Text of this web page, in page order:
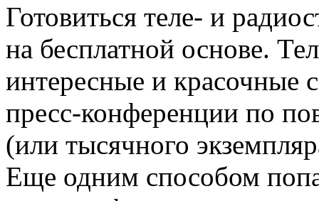
Готовиться теле- и
на бесплатной основе.
интересные и красочные
пресс-конференции по
(или тысячного
Еще одним способом